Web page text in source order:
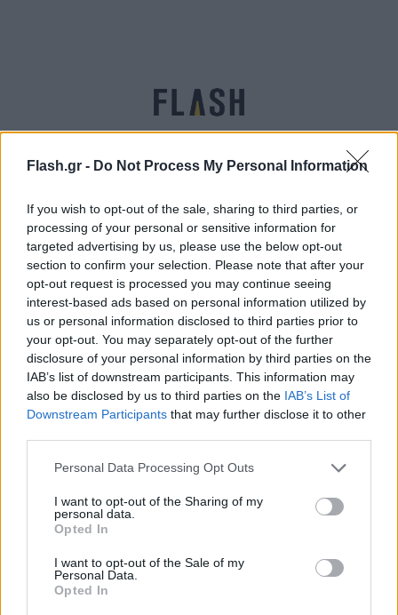
Flash.gr - Do Not Process My Personal Information
If you wish to opt-out of the sale, sharing to third parties, or
processing of your personal or sensitive information for
targeted advertising by us, please use the below opt-out
section to confirm your selection. Please note that after your
opt-out request is processed you may continue seeing
interest-based ads based on personal information utilized by
us or personal information disclosed to third parties prior to
your opt-out. You may separately opt-out of the further
disclosure of your personal information by third parties on the
IAB’s list of downstream participants. This information may
also be disclosed by us to third parties on the IAB’s List of
Downstream Participants that may further disclose it to other
Please note that this website/app uses one or more Google
not limited to your visit or usage behaviour. You may click to
grant or deny consent to Google and its third-party tags to
use your data for below specified purposes in below Google
consent section.
Personal Data Processing Opt Outs
I want to opt-out of the Sharing of my
personal data.
Opted In
I want to opt-out of the Sale of my
Personal Data.
Opted In
Δημοσκόπηση Marc Μαΐου για το Πρώτο Θέμα με
διψήφια διαφορά ΝΔ - ΣΥΡΙΖΑ
14.05.2022 20:58
Λιβάνιος
Δημοσκόπηση Marc: Οι ανατιμήσεις των
προϊόντων προβληματίζουν τους πολίτες – Η
θέση των πολιτών για τον πόλεμο